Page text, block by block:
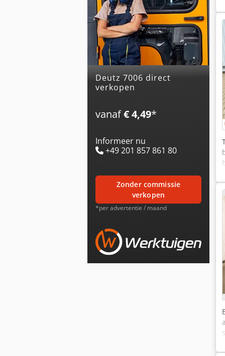
deutz 7006 direct
verkopen
vanaf€ 4,49*
Informeer nu
+49 201 857 861 80
zonder commissie
verkopen
*per advertentie / maand